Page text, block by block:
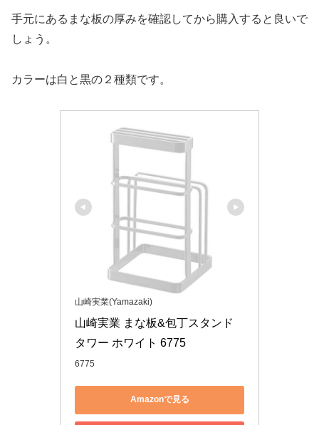
手元にあるまな板の厚みを確認してから購入すると良いで
しょう。
カラーは白と黒の２種類です。
山崎実業(Yamazaki)
山崎実業 まな板&包丁スタンド
タワー ホワイト 6775
6775
Amazonで見る